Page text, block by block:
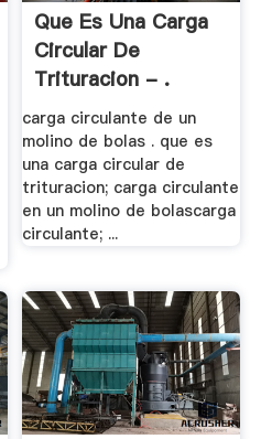
Que Es Una Carga
Circular De
Trituracion - .
carga circulante de un
molino de bolas . que es
una carga circular de
trituracion; carga circulante
en un molino de bolascarga
circulante; ...